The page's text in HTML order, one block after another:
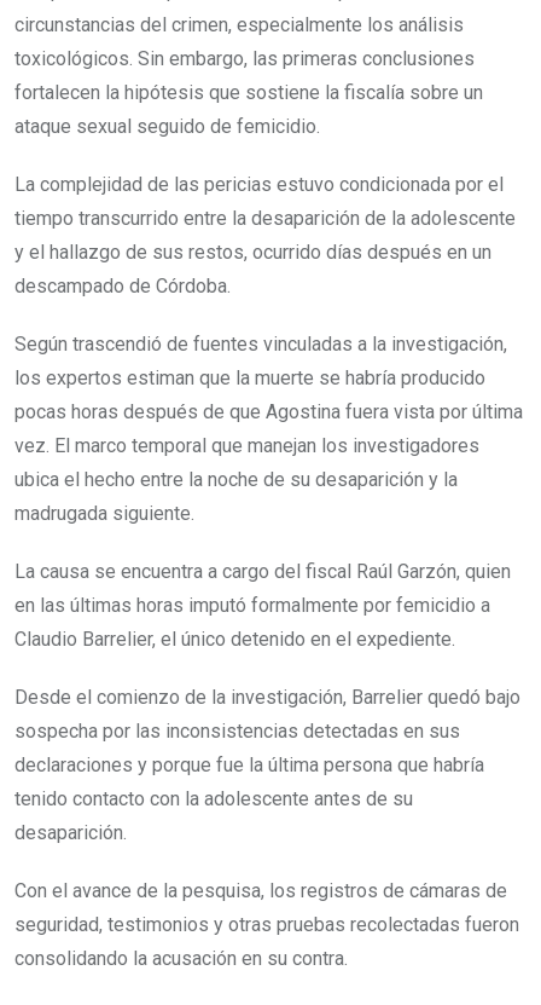
circunstancias del crimen, especialmente los análisis
toxicológicos. Sin embargo, las primeras conclusiones
fortalecen la hipótesis que sostiene la fiscalía sobre un
ataque sexual seguido de femicidio.
La complejidad de las pericias estuvo condicionada por el
tiempo transcurrido entre la desaparición de la adolescente
y el hallazgo de sus restos, ocurrido días después en un
descampado de Córdoba.
Según trascendió de fuentes vinculadas a la investigación,
los expertos estiman que la muerte se habría producido
pocas horas después de que Agostina fuera vista por última
vez. El marco temporal que manejan los investigadores
ubica el hecho entre la noche de su desaparición y la
madrugada siguiente.
La causa se encuentra a cargo del fiscal Raúl Garzón, quien
en las últimas horas imputó formalmente por femicidio a
Claudio Barrelier, el único detenido en el expediente.
Desde el comienzo de la investigación, Barrelier quedó bajo
sospecha por las inconsistencias detectadas en sus
declaraciones y porque fue la última persona que habría
tenido contacto con la adolescente antes de su
desaparición.
Con el avance de la pesquisa, los registros de cámaras de
seguridad, testimonios y otras pruebas recolectadas fueron
consolidando la acusación en su contra.